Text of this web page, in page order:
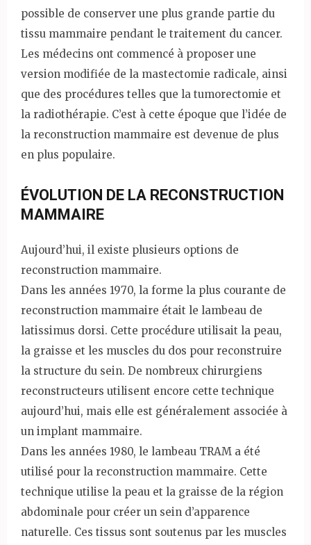
possible de conserver une plus grande partie du
tissu mammaire pendant le traitement du cancer.
Les médecins ont commencé à proposer une
version modifiée de la mastectomie radicale, ainsi
que des procédures telles que la tumorectomie et
la radiothérapie. C’est à cette époque que l’idée de
la reconstruction mammaire est devenue de plus
en plus populaire.
ÉVOLUTION DE LA RECONSTRUCTION
MAMMAIRE
Aujourd’hui, il existe plusieurs options de
reconstruction mammaire.
Dans les années 1970, la forme la plus courante de
reconstruction mammaire était le lambeau de
latissimus dorsi. Cette procédure utilisait la peau,
la graisse et les muscles du dos pour reconstruire
la structure du sein. De nombreux chirurgiens
reconstructeurs utilisent encore cette technique
aujourd’hui, mais elle est généralement associée à
un implant mammaire.
Dans les années 1980, le lambeau TRAM a été
utilisé pour la reconstruction mammaire. Cette
technique utilise la peau et la graisse de la région
abdominale pour créer un sein d’apparence
naturelle. Ces tissus sont soutenus par les muscles